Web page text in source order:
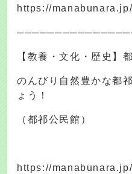
https://
【教養・文化・歴史】
のんびり自然豊かな都
ょう！
（都祁公民館）
https://